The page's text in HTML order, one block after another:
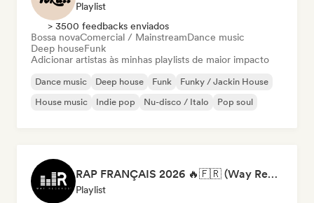
Playlist
> 3500 feedbacks enviados
Bossa novaComercial / MainstreamDance music
Deep houseFunk
Adicionar artistas às minhas playlists de maior impacto
Dance music Deep house Funk
Funky / Jackin House
House music
Indie pop Nu-disco / Italo Pop soul
RAP FRANÇAIS 2026 🔥🇫🇷 (Way Records)
Playlist